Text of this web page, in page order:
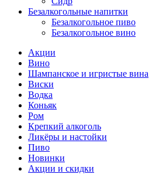
Безалкогольные напитки
Безалкогольное пиво
Безалкогольное вино
Акции
Вино
Шампанское и игристые вина
Виски
Водка
Коньяк
Ром
Крепкий алкоголь
Ликёры и настойки
Пиво
Новинки
Акции и скидки